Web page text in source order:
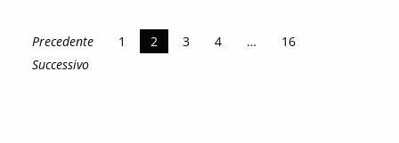
Precedente 1 2 3 4 …
16
Successivo